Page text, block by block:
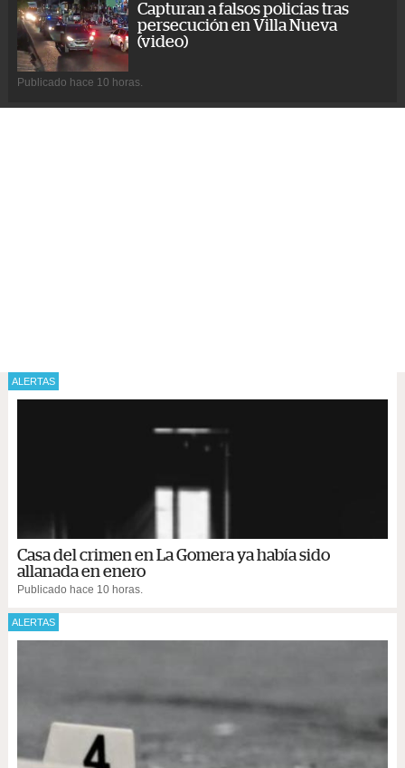
Capturan a falsos policías tras
persecución en Villa Nueva
(video)
Publicado hace 10 horas.
ALERTAS
Casa del crimen en La Gomera ya había sido
allanada en enero
Publicado hace 10 horas.
ALERTAS